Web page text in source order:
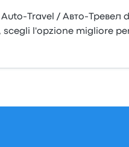
Travel / Авто-
scegli l'opzione migliore